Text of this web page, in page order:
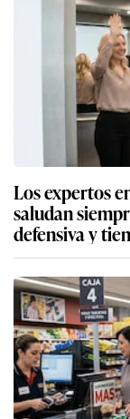
Los expertos
saludan
defensiva y